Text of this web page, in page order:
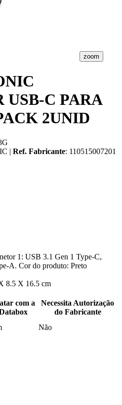
zoom
USB-C PARA
2UNID
| Ref. Fabricante: 110515007201
1: USB 3.1 Gen 1 Type-C,
A. Cor do produto: Preto
8.5 X 16.5 cm
com a
Necessita Autorização
do Fabricante
Não